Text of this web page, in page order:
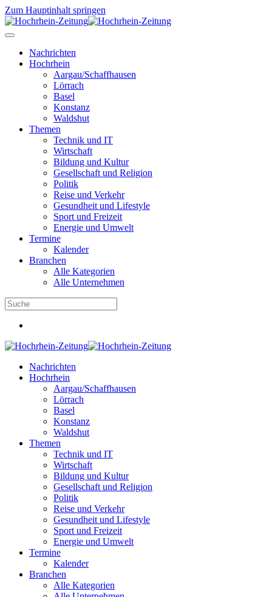
Zum Hauptinhalt springen
Nachrichten
Hochrhein
Aargau/Schaffhausen
Lörrach
Basel
Konstanz
Waldshut
Themen
Technik und IT
Wirtschaft
Bildung und Kultur
Gesellschaft und Religion
Politik
Reise und Verkehr
Gesundheit und Lifestyle
Sport und Freizeit
Energie und Umwelt
Termine
Kalender
Branchen
Alle Kategorien
Alle Unternehmen
Nachrichten
Hochrhein
Aargau/Schaffhausen
Lörrach
Basel
Konstanz
Waldshut
Themen
Technik und IT
Wirtschaft
Bildung und Kultur
Gesellschaft und Religion
Politik
Reise und Verkehr
Gesundheit und Lifestyle
Sport und Freizeit
Energie und Umwelt
Termine
Kalender
Branchen
Alle Kategorien